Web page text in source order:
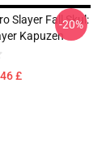
Slayer Fall Skul:
Kapuzen
£
-20%